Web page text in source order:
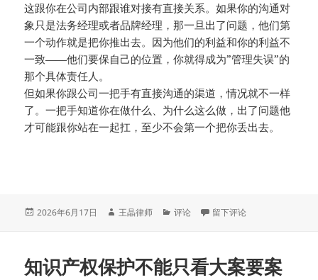
这跟你在公司内部跟谁对接有直接关系。如果你的沟通对
象只是法务经理或者品牌经理，那一旦出了问题，他们第
一个动作就是把你推出去。因为他们的利益和你的利益不
一致——他们要保自己的位置，你就得成为”管理失误”的
那个具体责任人。
但如果你跟公司一把手有直接沟通的渠道，情况就不一样
了。一把手知道你在做什么、为什么这么做，出了问题他
才可能跟你站在一起扛，至少不会第一个把你丢出去。
发
2026年6月17日
作
王晶律师
分
评论 于知识产权批量维权，别把
留下评论
知识产权保护不能只看大案要案